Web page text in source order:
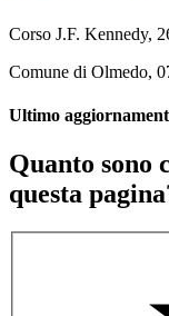
Corso J.F. Kennedy,
Comune di Olmedo,
Ultimo
Quanto sono
questa